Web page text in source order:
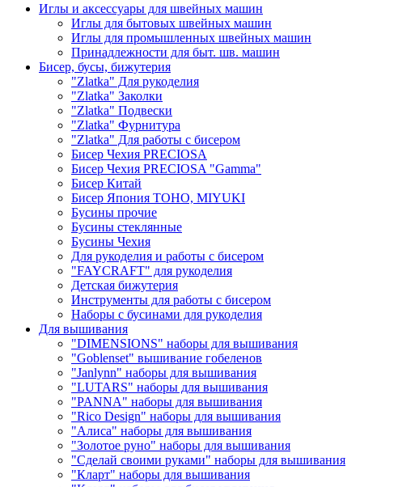
Иглы и аксессуары для швейных машин
Иглы для бытовых швейных машин
Иглы для промышленных швейных машин
Принадлежности для быт. шв. машин
Бисер, бусы, бижутерия
"Zlatka" Для рукоделия
"Zlatka" Заколки
"Zlatka" Подвески
"Zlatka" Фурнитура
"Zlatka" Для работы с бисером
Бисер Чехия PRECIOSA
Бисер Чехия PRECIOSA "Gamma"
Бисер Китай
Бисер Япония TOHO, MIYUKI
Бусины прочие
Бусины стеклянные
Бусины Чехия
Для рукоделия и работы с бисером
"FAYCRAFT" для рукоделия
Детская бижутерия
Инструменты для работы с бисером
Наборы с бусинами для рукоделия
Для вышивания
"DIMENSIONS" наборы для вышивания
"Goblenset" вышивание гобеленов
"Janlynn" наборы для вышивания
"LUTARS" наборы для вышивания
"PANNA" наборы для вышивания
"Rico Design" наборы для вышивания
"Алиса" наборы для вышивания
"Золотое руно" наборы для вышивания
"Сделай своими руками" наборы для вышивания
"Кларт" наборы для вышивания